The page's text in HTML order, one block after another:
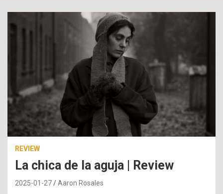
REVIEW
La chica de la aguja | Review
2025-01-27 Aaron Rosales